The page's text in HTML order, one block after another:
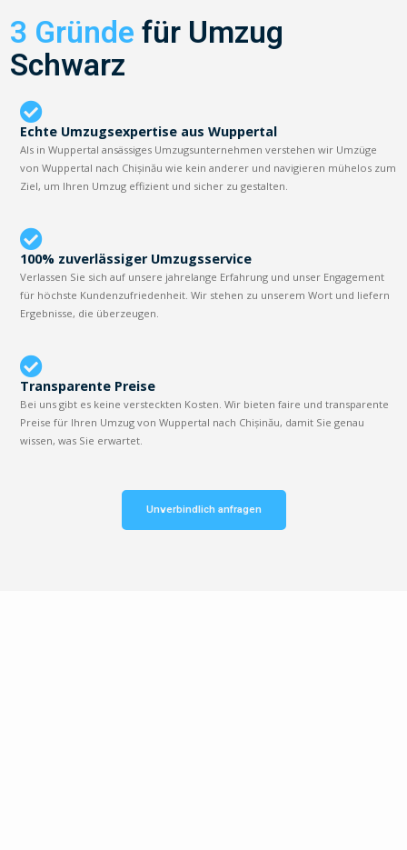
3 Gründe für Umzug
Schwarz
Echte Umzugsexpertise aus Wuppertal
Als in Wuppertal ansässiges Umzugsunternehmen verstehen wir Umzüge
von Wuppertal nach Chișinău wie kein anderer und navigieren mühelos zum
Ziel, um Ihren Umzug effizient und sicher zu gestalten.
100% zuverlässiger Umzugsservice
Verlassen Sie sich auf unsere jahrelange Erfahrung und unser Engagement
für höchste Kundenzufriedenheit. Wir stehen zu unserem Wort und liefern
Ergebnisse, die überzeugen.
Transparente Preise
Bei uns gibt es keine versteckten Kosten. Wir bieten faire und transparente
Preise für Ihren Umzug von Wuppertal nach Chișinău, damit Sie genau
wissen, was Sie erwartet.
Unverbindlich anfragen